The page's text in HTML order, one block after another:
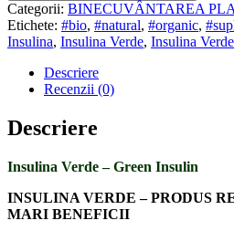
Categorii: BINECUVÂNTAREA
Etichete: #bio, #natural, #organic,
Insulina, Insulina Verde, Insulina
Descriere
Recenzii (0)
Descriere
Insulina Verde – Green Insulin
INSULINA VERDE – PRODUS
MARI BENEFICII